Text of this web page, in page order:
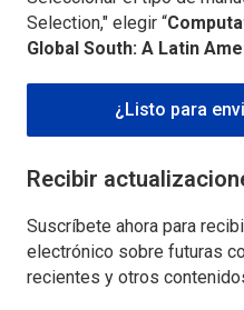
Selection," elegir “
Global South: A Latin
¿Listo para
Recibir
Suscríbete ahora para
electrónico sobre futuras
recientes y otros